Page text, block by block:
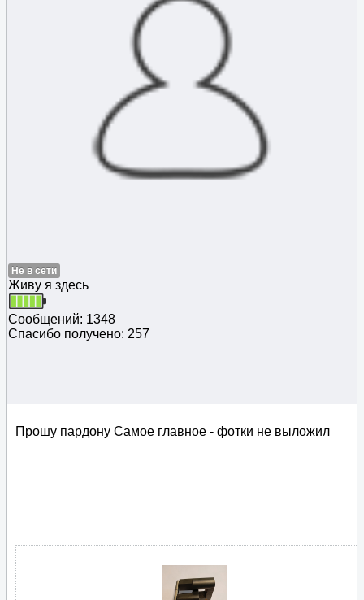
Не в сети
Живу я здесь
Сообщений: 1348
Спасибо получено: 257
Прошу пардону Самое главное - фотки не выложил